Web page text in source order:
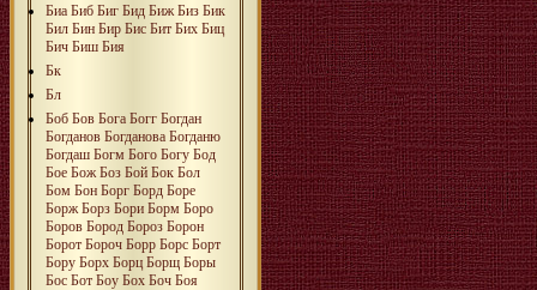
Биа Биб Биг Бид Биж Биз Бик
Бил Бин Бир Бис Бит Бих Биц
Бич Биш Бия
Бк
Бл
Боб Бов Бога Богг Богдан
Богданов Богданова Богданю
Богдаш Богм Бого Богу Бод
Бое Бож Боз Бой Бок Бол
Бом Бон Борг Борд Боре
Борж Борз Бори Борм Боро
Боров Бород Бороз Борон
Борот Бороч Борр Борс Борт
Бору Борх Борц Борщ Боры
Бос Бот Боу Бох Боч Боя